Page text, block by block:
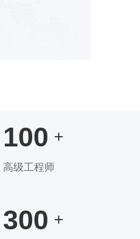
100 +
高级工程师
300 +